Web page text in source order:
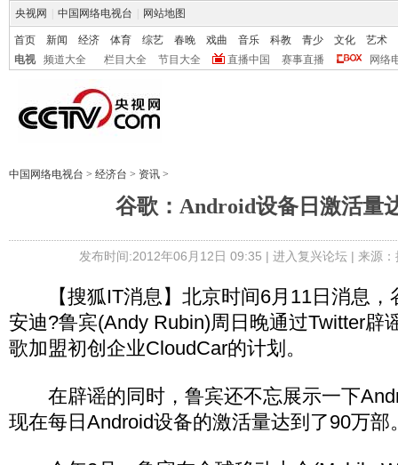
央视网 中国网络电视台 网站地图
首页 新闻 经济 体育 综艺 春晚 戏曲 音乐 科教 青少 文化
艺术
电视
频道大全 栏目大全 节目大全 直播中国 赛事直播 网络
中国网络电视台 > 经济台 > 资讯 >
谷歌：Android设备日激活量
发布时间:2012年06月12日 09:35 | 进入复兴论坛 | 来源
【搜狐IT消息】北京时间6月11日消息，
安迪?鲁宾(Andy Rubin)周日晚通过Twitter辟
歌加盟初创企业CloudCar的计划。
在辟谣的同时，鲁宾还不忘展示一下
现在每日Android设备的激活量达到了90万部